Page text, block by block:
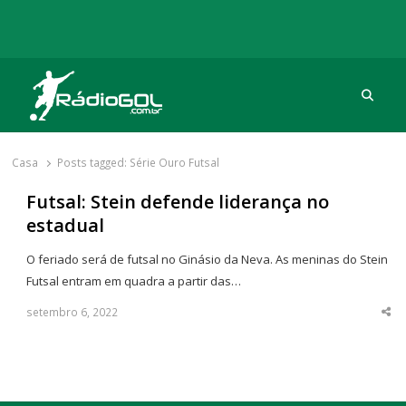
Rádio Gol
Há mais de 20 anos com as melhores coberturas
Casa Posts tagged: Série Ouro Futsal
Futsal: Stein defende liderança no
estadual
O feriado será de futsal no Ginásio da Neva. As meninas do Stein
Futsal entram em quadra a partir das…
setembro 6, 2022